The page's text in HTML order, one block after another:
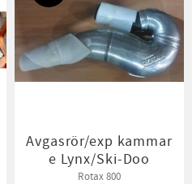
Avgasrör/exp kammar
e Lynx/Ski-Doo
Rotax 800